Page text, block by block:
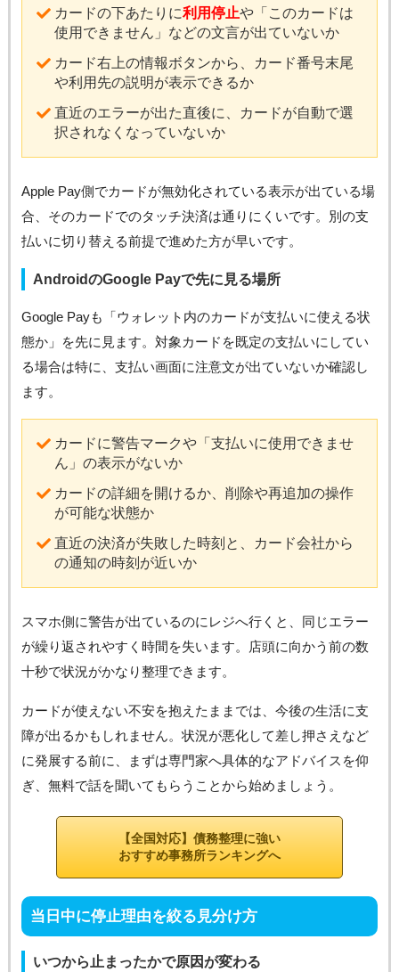
カードの下あたりに利用停止や「このカードは
使用できません」などの文言が出ていないか
カード右上の情報ボタンから、カード番号末尾
や利用先の説明が表示できるか
直近のエラーが出た直後に、カードが自動で選
択されなくなっていないか
Apple Pay側でカードが無効化されている表示が出ている場
合、そのカードでのタッチ決済は通りにくいです。別の支
払いに切り替える前提で進めた方が早いです。
AndroidのGoogle Payで先に見る場所
Google Payも「ウォレット内のカードが支払いに使える状
態か」を先に見ます。対象カードを既定の支払いにしてい
る場合は特に、支払い画面に注意文が出ていないか確認し
ます。
カードに警告マークや「支払いに使用できませ
ん」の表示がないか
カードの詳細を開けるか、削除や再追加の操作
が可能な状態か
直近の決済が失敗した時刻と、カード会社から
の通知の時刻が近いか
スマホ側に警告が出ているのにレジへ行くと、同じエラー
が繰り返されやすく時間を失います。店頭に向かう前の数
十秒で状況がかなり整理できます。
カードが使えない不安を抱えたままでは、今後の生活に支
障が出るかもしれません。状況が悪化して差し押さえなど
に発展する前に、まずは専門家へ具体的なアドバイスを仰
ぎ、無料で話を聞いてもらうことから始めましょう。
【全国対応】債務整理に強い
おすすめ事務所ランキングへ
当日中に停止理由を絞る見分け方
いつから止まったかで原因が変わる